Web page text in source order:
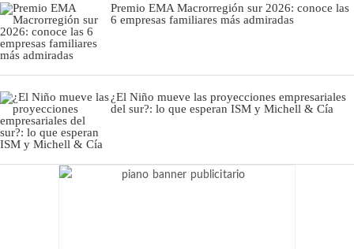
Premio EMA Macrorregión sur 2026: conoce las
6 empresas familiares más admiradas
¿El Niño mueve las proyecciones empresariales
del sur?: lo que esperan ISM y Michell & Cía